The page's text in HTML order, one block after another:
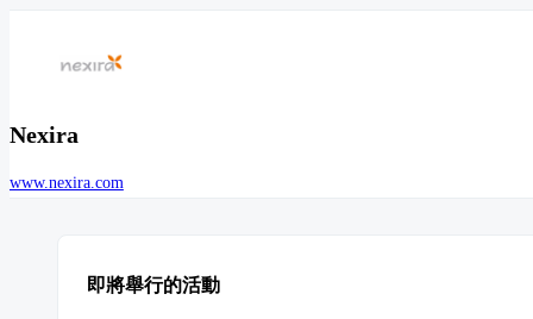
Nexira
www.nexira.com
即將舉行的活動